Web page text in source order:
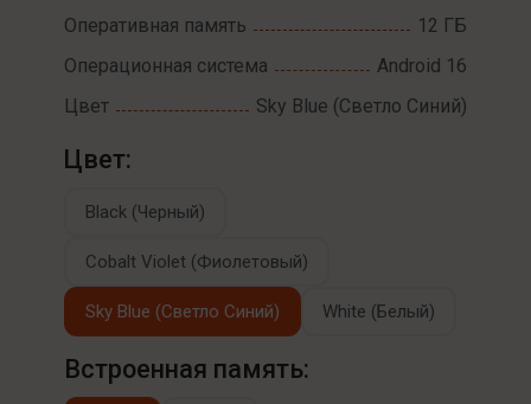
Оперативная память
12 ГБ
Операционная система
Android 16
Цвет
Sky Blue (Светло Синий)
Цвет:
Black (Черный)
Cobalt Violet (Фиолетовый)
Sky Blue (Светло Синий) White (Белый)
Встроенная память: